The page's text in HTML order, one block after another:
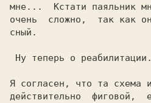
мне...  Кстати паяльник
очень  сложно,  так как
сный.
Я согласен, что та схема
действительно  фиговой,